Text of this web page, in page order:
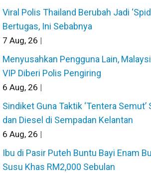
Viral Polis Thailand Berubah Jadi
Bertugas, Ini Sebabnya
7 Aug, 26 |
Menyusahkan Pengguna Lain,
VIP Diberi Polis Pengiring
6 Aug, 26 |
Sindiket Guna Taktik ‘Tentera Semut’
dan Diesel di Sempadan Kelantan
6 Aug, 26 |
Ibu di Pasir Puteh Buntu Bayi Enam
Susu Khas RM2,000 Sebulan